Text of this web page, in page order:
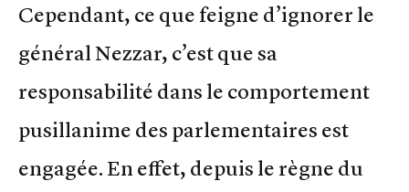
Cependant, ce que feigne d’ignorer le
général Nezzar, c’est que sa
responsabilité dans le comportement
pusillanime des parlementaires est
engagée. En effet, depuis le règne du